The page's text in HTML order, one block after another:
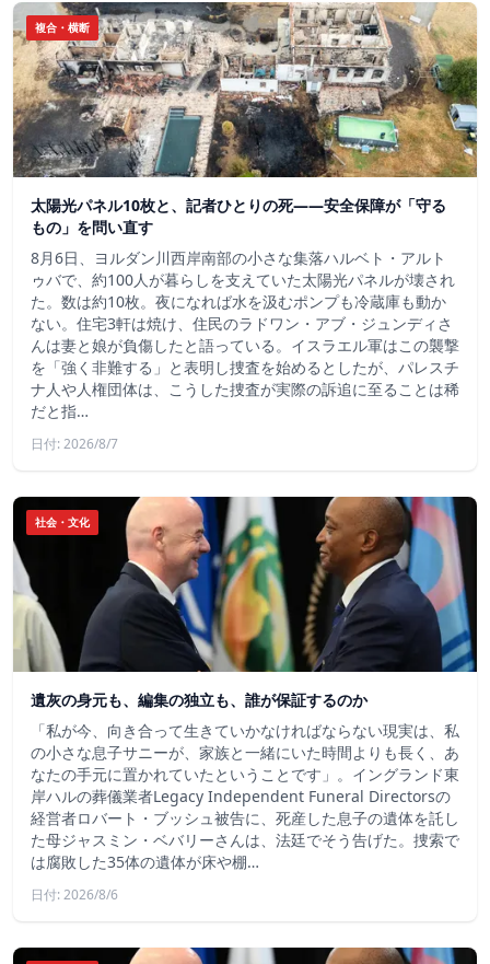
複合・横断
太陽光パネル10枚と、記者ひとりの死——安全保障が「守る
もの」を問い直す
8月6日、ヨルダン川西岸南部の小さな集落ハルベト・アルト
ゥバで、約100人が暮らしを支えていた太陽光パネルが壊され
た。数は約10枚。夜になれば水を汲むポンプも冷蔵庫も動か
ない。住宅3軒は焼け、住民のラドワン・アブ・ジュンディさ
んは妻と娘が負傷したと語っている。イスラエル軍はこの襲撃
を「強く非難する」と表明し捜査を始めるとしたが、パレスチ
ナ人や人権団体は、こうした捜査が実際の訴追に至ることは稀
だと指…
日付: 2026/8/7
社会・文化
遺灰の身元も、編集の独立も、誰が保証するのか
「私が今、向き合って生きていかなければならない現実は、私
の小さな息子サニーが、家族と一緒にいた時間よりも長く、あ
なたの手元に置かれていたということです」。イングランド東
岸ハルの葬儀業者Legacy Independent Funeral Directorsの
経営者ロバート・ブッシュ被告に、死産した息子の遺体を託し
た母ジャスミン・ベバリーさんは、法廷でそう告げた。捜索で
は腐敗した35体の遺体が床や棚…
日付: 2026/8/6